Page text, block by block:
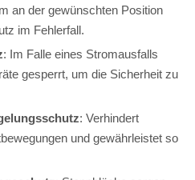
an der gewünschten Position
im Fehlerfall.
: Im Falle eines Stromausfalls
gesperrt, um die Sicherheit zu
: Verhindert
und gewährleistet so